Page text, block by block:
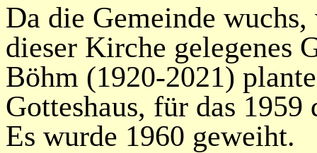
Da die Gemeinde
dieser Kirche gelegenes
Böhm (1920-2021)
Gotteshaus, für das
Es wurde 1960 geweiht.